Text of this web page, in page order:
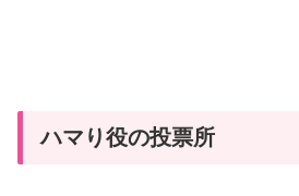
ハマり役の投票所